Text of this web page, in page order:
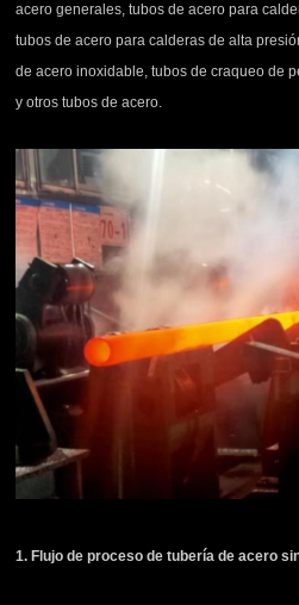
acero generales, tubos de acero para
tubos de acero para calderas de alta
de acero inoxidable, tubos de craqueo de
y otros tubos de acero.
1. Flujo de proceso de tubería de acero